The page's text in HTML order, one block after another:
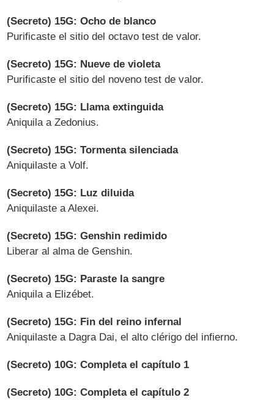
(Secreto) 15G: Ocho de blanco
Purificaste el sitio del octavo test de valor.
(Secreto) 15G: Nueve de violeta
Purificaste el sitio del noveno test de valor.
(Secreto) 15G: Llama extinguida
Aniquila a Zedonius.
(Secreto) 15G: Tormenta silenciada
Aniquilaste a Volf.
(Secreto) 15G: Luz diluida
Aniquilaste a Alexei.
(Secreto) 15G: Genshin redimido
Liberar al alma de Genshin.
(Secreto) 15G: Paraste la sangre
Aniquila a Elizébet.
(Secreto) 15G: Fin del reino infernal
Aniquilaste a Dagra Dai, el alto clérigo del infierno.
(Secreto) 10G: Completa el capítulo 1
(Secreto) 10G: Completa el capítulo 2